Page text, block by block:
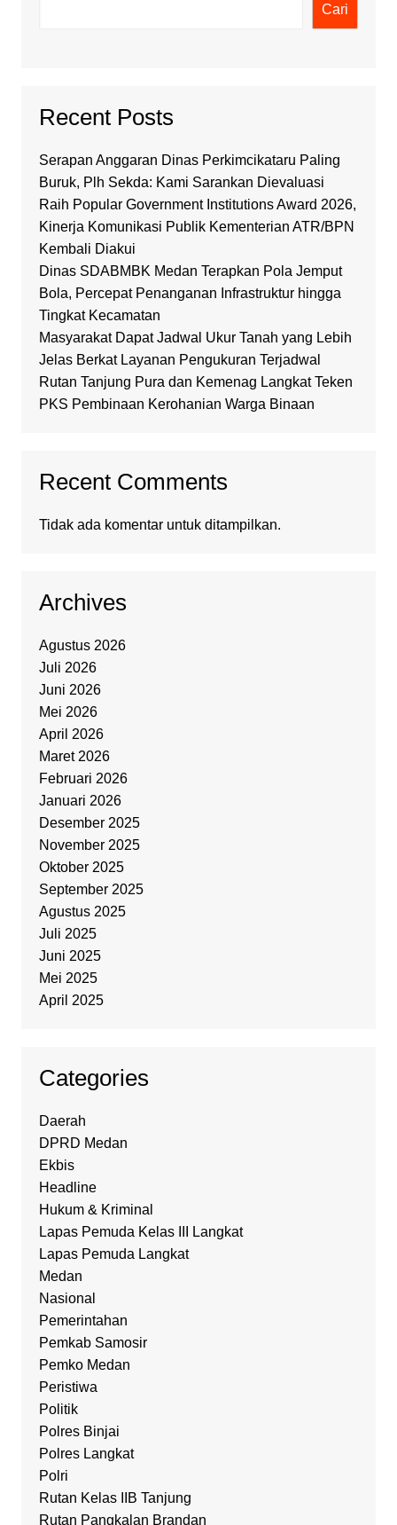
Cari
Recent Posts
Serapan Anggaran Dinas Perkimcikataru Paling
Buruk, Plh Sekda: Kami Sarankan Dievaluasi
Raih Popular Government Institutions Award 2026,
Kinerja Komunikasi Publik Kementerian ATR/BPN
Kembali Diakui
Dinas SDABMBK Medan Terapkan Pola Jemput
Bola, Percepat Penanganan Infrastruktur hingga
Tingkat Kecamatan
Masyarakat Dapat Jadwal Ukur Tanah yang Lebih
Jelas Berkat Layanan Pengukuran Terjadwal
Rutan Tanjung Pura dan Kemenag Langkat Teken
PKS Pembinaan Kerohanian Warga Binaan
Recent Comments
Tidak ada komentar untuk ditampilkan.
Archives
Agustus 2026
Juli 2026
Juni 2026
Mei 2026
April 2026
Maret 2026
Februari 2026
Januari 2026
Desember 2025
November 2025
Oktober 2025
September 2025
Agustus 2025
Juli 2025
Juni 2025
Mei 2025
April 2025
Categories
Daerah
DPRD Medan
Ekbis
Headline
Hukum & Kriminal
Lapas Pemuda Kelas III Langkat
Lapas Pemuda Langkat
Medan
Nasional
Pemerintahan
Pemkab Samosir
Pemko Medan
Peristiwa
Politik
Polres Binjai
Polres Langkat
Polri
Rutan Kelas IIB Tanjung
Rutan Pangkalan Brandan